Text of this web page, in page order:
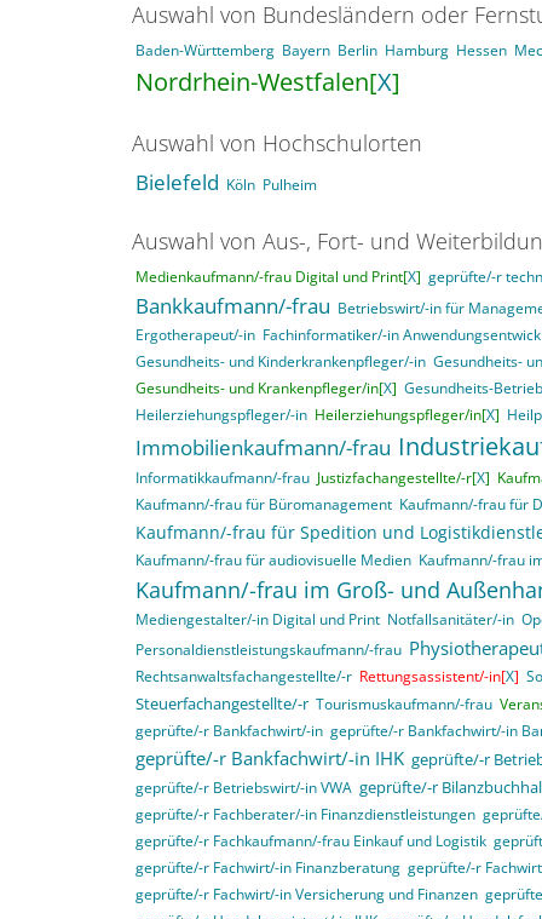
Auswahl von Bundesländern oder
Baden-Württemberg Bayern Berlin Hamburg Hessen
Nordrhein-Westfalen[X]
Auswahl von Hochschulorten
Bielefeld Köln Pulheim
Auswahl von Aus-, Fort- und
Medienkaufmann/-frau Digital und Print[X] geprüfte/-r
Bankkaufmann/-frau Betriebswirt/-in für
Ergotherapeut/-in Fachinformatiker/-in
Gesundheits- und Kinderkrankenpfleger/-in Gesundheits-
Gesundheits- und Krankenpfleger/in[X] Gesundheits-
Heilerziehungspfleger/-in Heilerziehungspfleger/in[X]
Immobilienkaufmann/-frau
Informatikkaufmann/-frau Justizfachangestellte/-r[X]
Kaufmann/-frau für Büromanagement Kaufmann/-frau für
Kaufmann/-frau für Spedition und
Kaufmann/-frau für audiovisuelle Medien Kaufmann/-frau
Kaufmann/-frau im Groß- und
Mediengestalter/-in Digital und Print Notfallsanitäter/-in
Personaldienstleistungskaufmann/-frau
Rechtsanwaltsfachangestellte/-r Rettungsassistent/-in[X]
Steuerfachangestellte/-r Tourismuskaufmann/-frau
geprüfte/-r Bankfachwirt/-in geprüfte/-r Bankfachwirt/-in
geprüfte/-r Bankfachwirt/-in IHK geprüfte/-r
geprüfte/-r Betriebswirt/-in VWA geprüfte/-r
geprüfte/-r Fachberater/-in Finanzdienstleistungen
geprüfte/-r Fachkaufmann/-frau Einkauf und Logistik
geprüfte/-r Fachwirt/-in Finanzberatung geprüfte/-r
geprüfte/-r Fachwirt/-in Versicherung und Finanzen